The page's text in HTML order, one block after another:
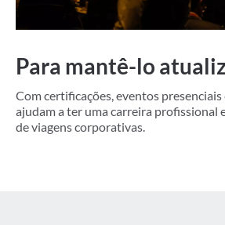
Para mantê-lo
Com certificações, eventos
ajudam a ter uma carreira profissional
de viagens corporativas.